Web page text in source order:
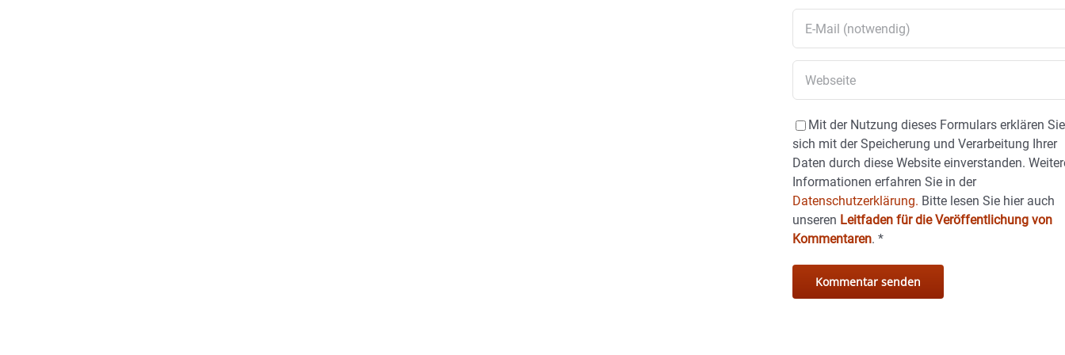
Mit der Nutzung dieses Formulars erklären Sie
sich mit der Speicherung und Verarbeitung Ihrer
Daten durch diese Website einverstanden.
Informationen erfahren Sie in der
Datenschutzerklärung. Bitte lesen Sie hier auch
unseren Leitfaden für die Veröffentlichung von
Kommentaren.*